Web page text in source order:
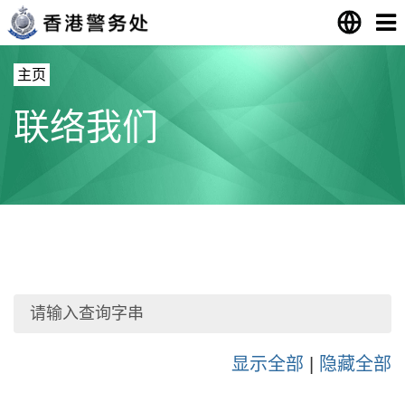
主页
联络我们
显示全部 隐藏全部